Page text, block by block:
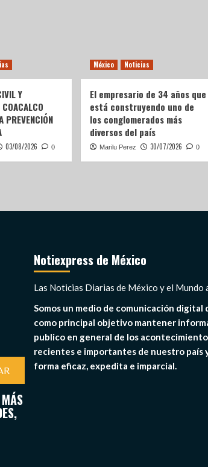
Y
PREVENCIÓN
03/08/2026 0
México Noticias
El empresario de 34 años que
está construyendo uno de
los conglomerados más
diversos del país
Marilu Perez 30/07/2026 0
Notiexpress de México
Las Noticias Diarias de México y el Mundo
Somos un medio de comunicación digital
como principal objetivo mantener
publico en general de los
recientes e importantes de nuestro país
forma eficaz, expedita e imparcial.